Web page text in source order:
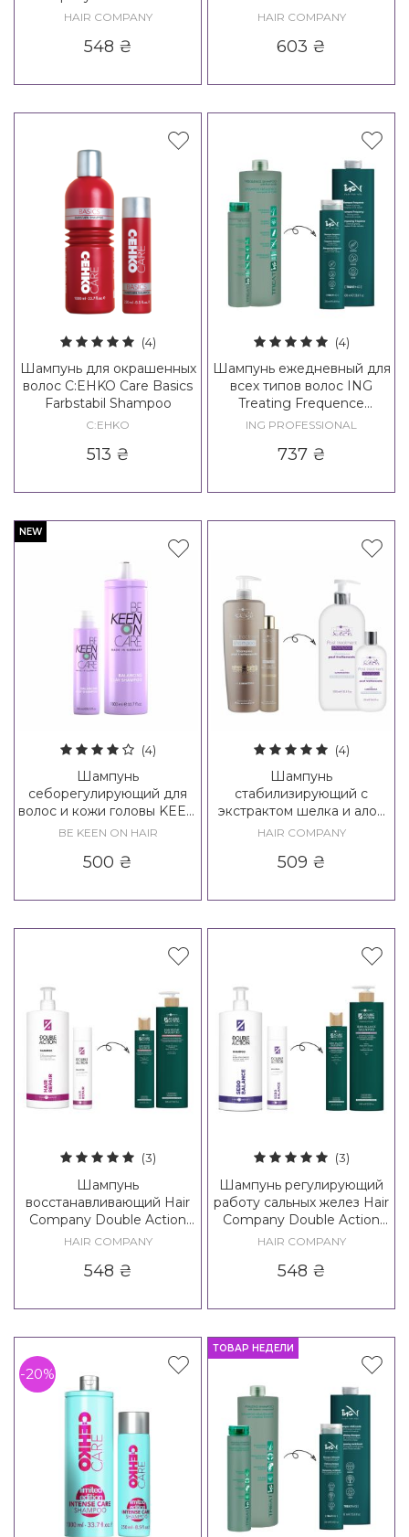
Vitalize Loss Control
HAIR COMPANY
548 ₴
Treatment Shampoo
HAIR COMPANY
603 ₴
(4)
Шампунь для окрашенных
волос C:EHKO Care Basics
Farbstabil Shampoo
C:EHKO
513 ₴
(4)
Шампунь ежедневный для
всех типов волос ING
Treating Frequence
Shampoo
ING PROFESSIONAL
737₴
NEW
(4)
Шампунь
себорегулирующий для
волос и кожи головы KEEN
Heavenly Care Balancing
BE KEEN ON HAIR
500 ₴
(4)
Шампунь
стабилизирующий с
экстрактом шелка и алоэ
вера Hair Company
Treatment Shampoo
HAIR COMPANY
509 ₴
(3)
Шампунь
восстанавливающий Hair
Company Double Action
Regenerate Hair Repair
HAIR COMPANY
548 ₴
(3)
Шампунь регулирующий
работу сальных желез Hair
Company Double Action
Equalize Sebo Balance
HAIR COMPANY
548 ₴
-20%
ТОВАР НЕДЕЛИ